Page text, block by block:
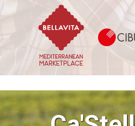
Bellavita